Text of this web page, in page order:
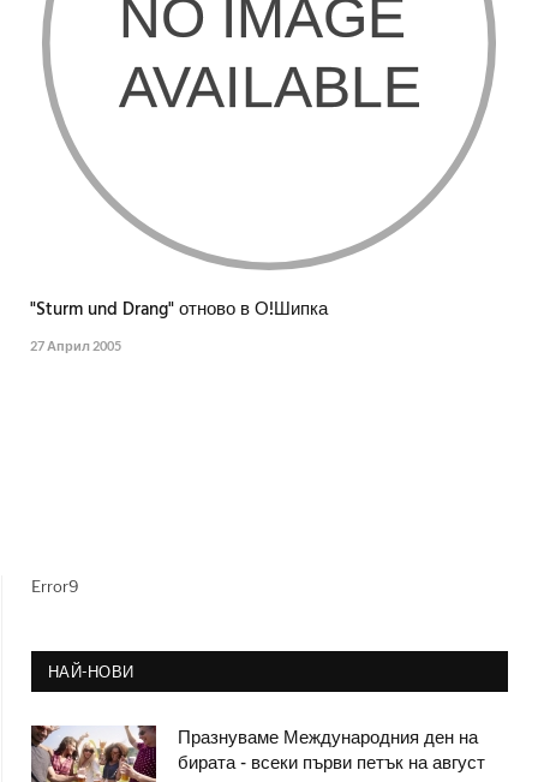
"Sturm und Drang" отново в О!Шипка
27 Април 2005
Error9
НАЙ-НОВИ
Празнуваме Международния ден на
бирата - всеки първи петък на август